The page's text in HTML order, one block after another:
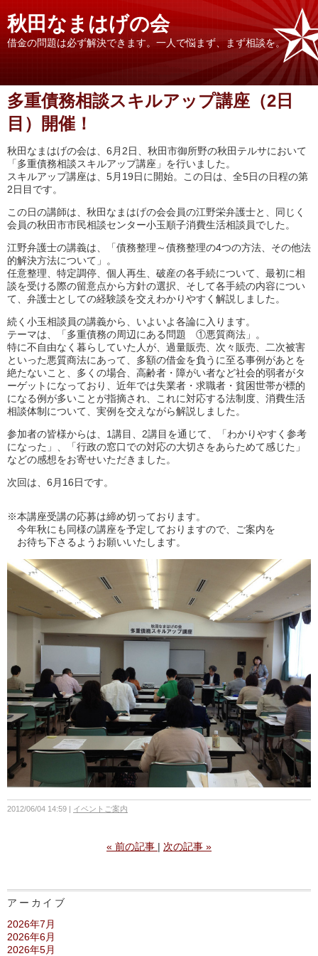
秋田なまはげの会
借金の問題は必ず解決できます。一人で悩まず、まず相談を。
多重債務相談スキルアップ講座（2日
目）開催！
秋田なまはげの会は、6月2日、秋田市御所野の秋田テルサにおいて
「多重債務相談スキルアップ講座」を行いました。
スキルアップ講座は、5月19日に開始。この日は、全5日の日程の第
2日目です。
この日の講師は、秋田なまはげの会会員の江野栄弁護士と、同じく
会員の秋田市市民相談センター小玉順子消費生活相談員でした。
江野弁護士の講義は、「債務整理～債務整理の4つの方法、その他法
的解決方法について」。
任意整理、特定調停、個人再生、破産の各手続について、最初に相
談を受ける際の留意点から方針の選択、そして各手続の内容につい
て、弁護士としての経験談を交えわかりやすく解説しました。
続く小玉相談員の講義から、いよいよ各論に入ります。
テーマは、「多重債務の周辺にある問題 ①悪質商法」。
特に不自由なく暮らしていた人が、過量販売、次々販売、二次被害
といった悪質商法にあって、多額の借金を負うに至る事例があとを
絶たないこと、多くの場合、高齢者・障がい者など社会的弱者がタ
ーゲットになっており、近年では失業者・求職者・貧困世帯が標的
になる例が多いことが指摘され、これに対応する法制度、消費生活
相談体制について、実例を交えながら解説しました。
参加者の皆様からは、1講目、2講目を通じて、「わかりやすく参考
になった」、「行政の窓口での対応の大切さをあらためて感じた」
などの感想をお寄せいただきました。
次回は、6月16日です。
※本講座受講の応募は締め切っております。
今年秋にも同様の講座を予定しておりますので、ご案内を
お待ち下さるようお願いいたします。
2012/06/04 14:59 イベントご案内
« 前の記事 次の記事 »
アーカイブ
2026年7月
2026年6月
2026年5月